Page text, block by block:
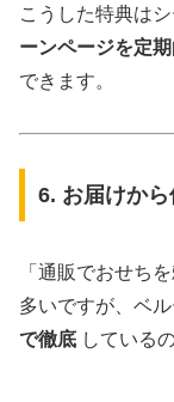
こうした特典は
ーンページを定
できます。
6. お届けか
「通販でおせち
多いですが、ベ
で徹底 している